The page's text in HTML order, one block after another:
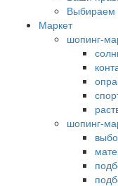
Выбираем
Маркет
шопинг-
шопинг-